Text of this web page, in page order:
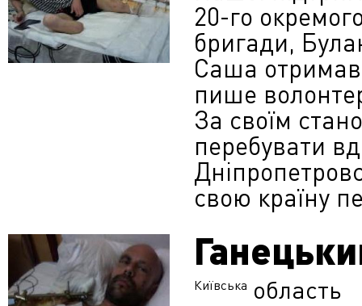
20-го
бригади,
Саша отримав
пише
За своїм
перебувати
свою країну
Київська область